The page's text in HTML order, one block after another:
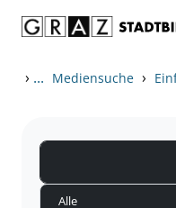
› ... Mediensuche ›